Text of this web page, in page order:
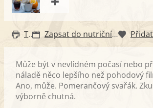
Tisk Zapsat do nutričního diáře
Může být v nevlídném počasí nebo
náladě něco lepšího než pohodový
Ano, může. Pomerančový svařák.
výborně chutná.